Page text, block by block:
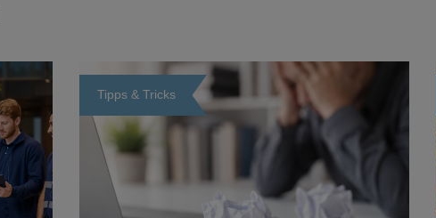
Tipps & Tricks
Loading...